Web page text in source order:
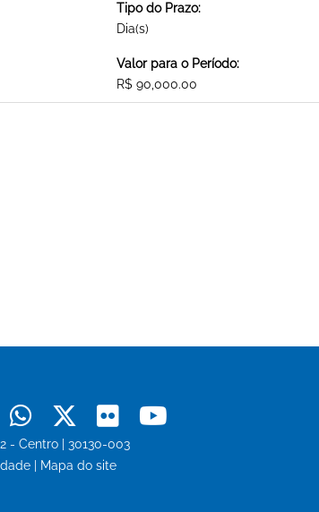
Tipo do Prazo:
Dia(s)
Valor para o Período:
R$ 90,000.00
TiktokWhatsapp
X Flickr
- Centro | 30130-003
Mapa do site